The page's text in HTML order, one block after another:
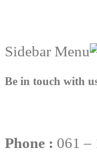
Be in touch with
Phone : 061 –